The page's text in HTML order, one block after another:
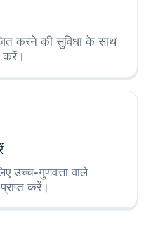
करने की सुविधा के साथ
करें।
उच्च-गुणवत्ता वाले
करें।